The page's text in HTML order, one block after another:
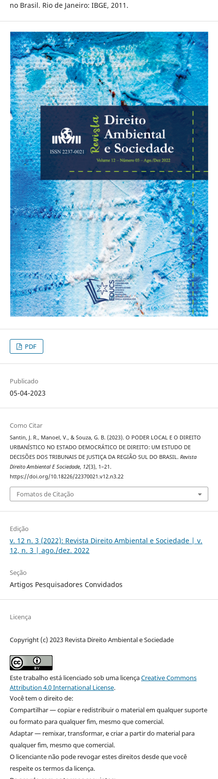
no Brasil. Rio de Janeiro: IBGE, 2011.
PDF
Publicado
05-04-2023
Como Citar
Santin, J. R., Manoel, V., & Souza, G. B. (2023). O PODER LOCAL E O DIREITO
URBANÍSTICO NO ESTADO DEMOCRÁTICO DE DIREITO: UM ESTUDO DE
DECISÕES DOS TRIBUNAIS DE JUSTIÇA DA REGIÃO SUL DO BRASIL. Revista
Direito Ambiental E Sociedade, 12(3), 1–21.
https://doi.org/10.18226/22370021.v12.n3.22
Fomatos de Citação
Edição
v. 12 n. 3 (2022): Revista Direito Ambiental e Sociedade | v.
12, n. 3 | ago./dez. 2022
Seção
Artigos Pesquisadores Convidados
Licença
Copyright (c) 2023 Revista Direito Ambiental e Sociedade
Este trabalho está licenciado sob uma licençaCreative Commons
Attribution 4.0 International License.
Você tem o direito de:
Compartilhar — copiar e redistribuir o material em qualquer suporte
ou formato para qualquer fim, mesmo que comercial.
Adaptar — remixar, transformar, e criar a partir do material para
qualquer fim, mesmo que comercial.
O licenciante não pode revogar estes direitos desde que você
respeite os termos da licença.